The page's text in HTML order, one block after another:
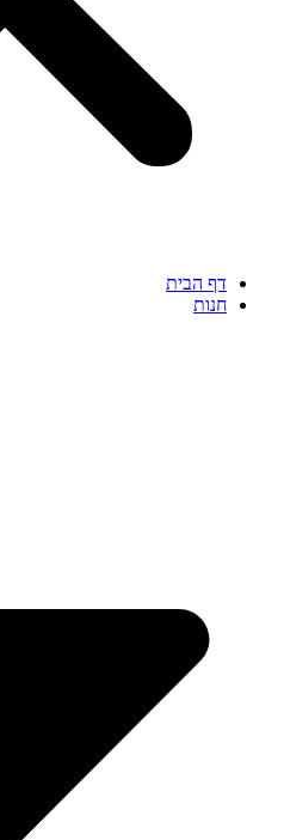
דף הבית
חנות